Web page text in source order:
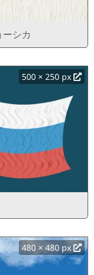
シカ
500 × 250 px
480 × 480 px